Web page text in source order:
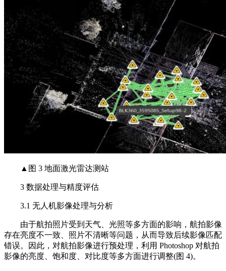
▲图 3 地面激光雷达测站
3 数据处理与精度评估
3.1 无人机影像处理与分析
由于航拍照片受到天气、光照等多方面的影响，航拍影像
存在亮度不一致、照片不清晰等问题，从而导致后续影像匹配
错误。因此，对航拍影像进行预处理，利用 Photoshop 对航拍
影像的亮度、饱和度、对比度等多方面进行调整(图 4)。